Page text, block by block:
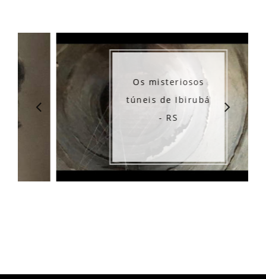
Os misteriosos
túneis de Ibirubá